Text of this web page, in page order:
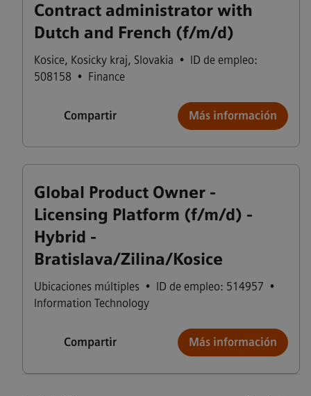
Contract administrator with
Dutch and French (f/m/d)
Kosice, Kosicky kraj, Slovakia • ID de empleo:
508158 • Finance
Compartir Más información
Global Product Owner -
Licensing Platform (f/m/d) -
Hybrid -
Bratislava/Zilina/Kosice
Ubicaciones múltiples • ID de empleo: 514957 •
Information Technology
Compartir Más información